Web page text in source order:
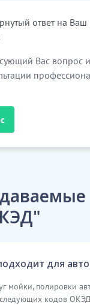
ответ на
Вас вопрос и
для
мойки, полировки
кодов ОКЭД